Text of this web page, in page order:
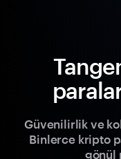
Güvenilirlik ve
Binlerce kripto
gönül